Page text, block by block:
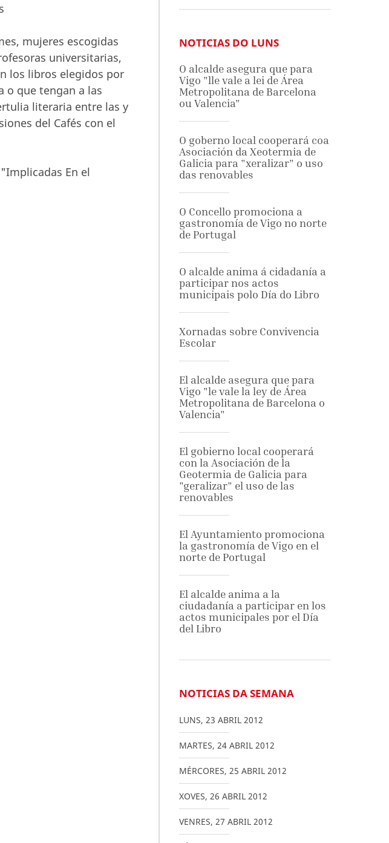
mujeres escogidas
universitarias,
los libros elegidos por
o que tengan a las
literaria entre las y
del Cafés con el
En el
NOTICIAS DO LUNS
O alcalde asegura que para
Vigo "lle vale a lei de Área
Metropolitana de Barcelona
ou Valencia"
O goberno local cooperará coa
Asociación da Xeotermia de
Galicia para "xeralizar" o uso
das renovables
O Concello promociona a
gastronomía de Vigo no norte
de Portugal
O alcalde anima á cidadanía a
participar nos actos
municipais polo Día do Libro
Xornadas sobre Convivencia
Escolar
El alcalde asegura que para
Vigo "le vale la ley de Área
Metropolitana de Barcelona o
Valencia"
El gobierno local cooperará
con la Asociación de la
Geotermia de Galicia para
"geralizar" el uso de las
renovables
El Ayuntamiento promociona
la gastronomía de Vigo en el
norte de Portugal
El alcalde anima a la
ciudadanía a participar en los
actos municipales por el Día
del Libro
NOTICIAS DA SEMANA
LUNS, 23 ABRIL 2012
MARTES, 24 ABRIL 2012
MÉRCORES, 25 ABRIL 2012
XOVES, 26 ABRIL 2012
VENRES, 27 ABRIL 2012